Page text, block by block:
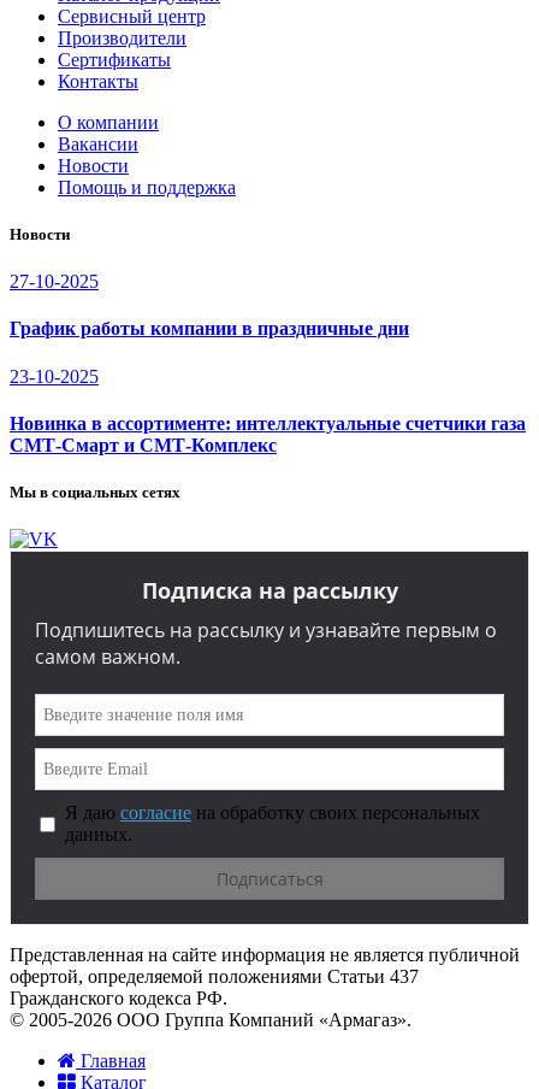
Сервисный центр
Производители
Сертификаты
Контакты
О компании
Вакансии
Новости
Помощь и поддержка
Новости
27-10-2025
График работы компании в праздничные дни
23-10-2025
Новинка в ассортименте: интеллектуальные счетчики газа
СМТ-Смарт и СМТ-Комплекс
Мы в социальных сетях
Подписка на рассылку
Подпишитесь на рассылку и узнавайте первым о
самом важном.
Я даю согласие на обработку своих персональных
данных.
Представленная на сайте информация не является публичной
офертой, определяемой положениями Статьи 437
Гражданского кодекса РФ.
© 2005-2026 ООО Группа Компаний «Армагаз».
Главная
Каталог